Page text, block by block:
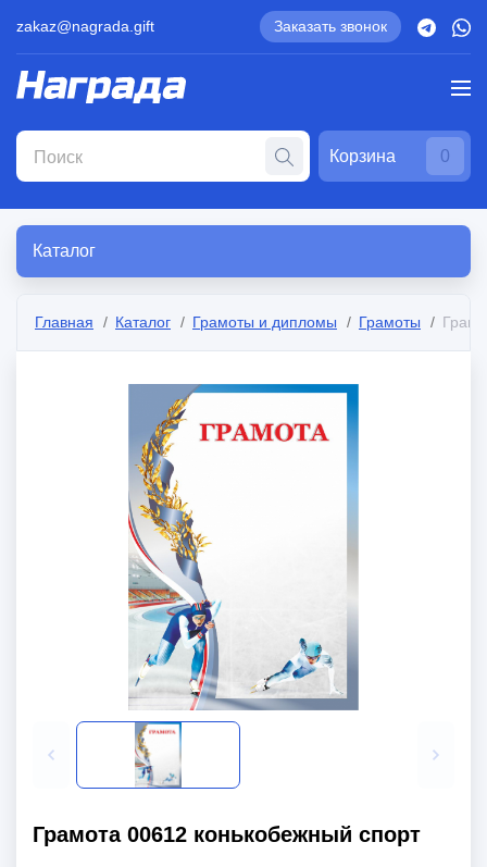
zakaz@nagrada.gift Заказать звонок
Корзина 0
Каталог
Главная Каталог Грамоты и дипломы Грамоты
Грамота 00612 конькобежный спорт